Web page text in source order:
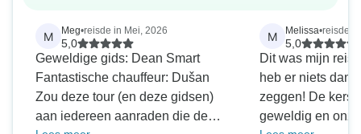
M Meg•reisde in Mei, 2026
5,0
Geweldige gids: Dean Smart
Fantastische chauffeur: Dušan
Zou deze tour (en deze gidsen)
aan iedereen aanraden die de
M Melissa•reisde
5,0
Dit was mijn reis
heb er niets dan
zeggen! De
geweldig en